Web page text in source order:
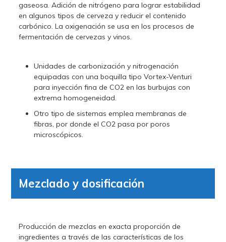
gaseosa. Adición de nitrógeno para lograr estabilidad
en algunos tipos de cerveza y reducir el contenido
carbónico. La oxigenación se usa en los procesos de
fermentación de cervezas y vinos.
Unidades de carbonización y nitrogenación
equipadas con una boquilla tipo Vortex-Venturi
para inyección fina de CO2 en las burbujas con
extrema homogeneidad.
Otro tipo de sistemas emplea membranas de
fibras, por donde el CO2 pasa por poros
microscópicos.
Mezclado y dosificación
Producción de mezclas en exacta proporción de
ingredientes a través de las características de los